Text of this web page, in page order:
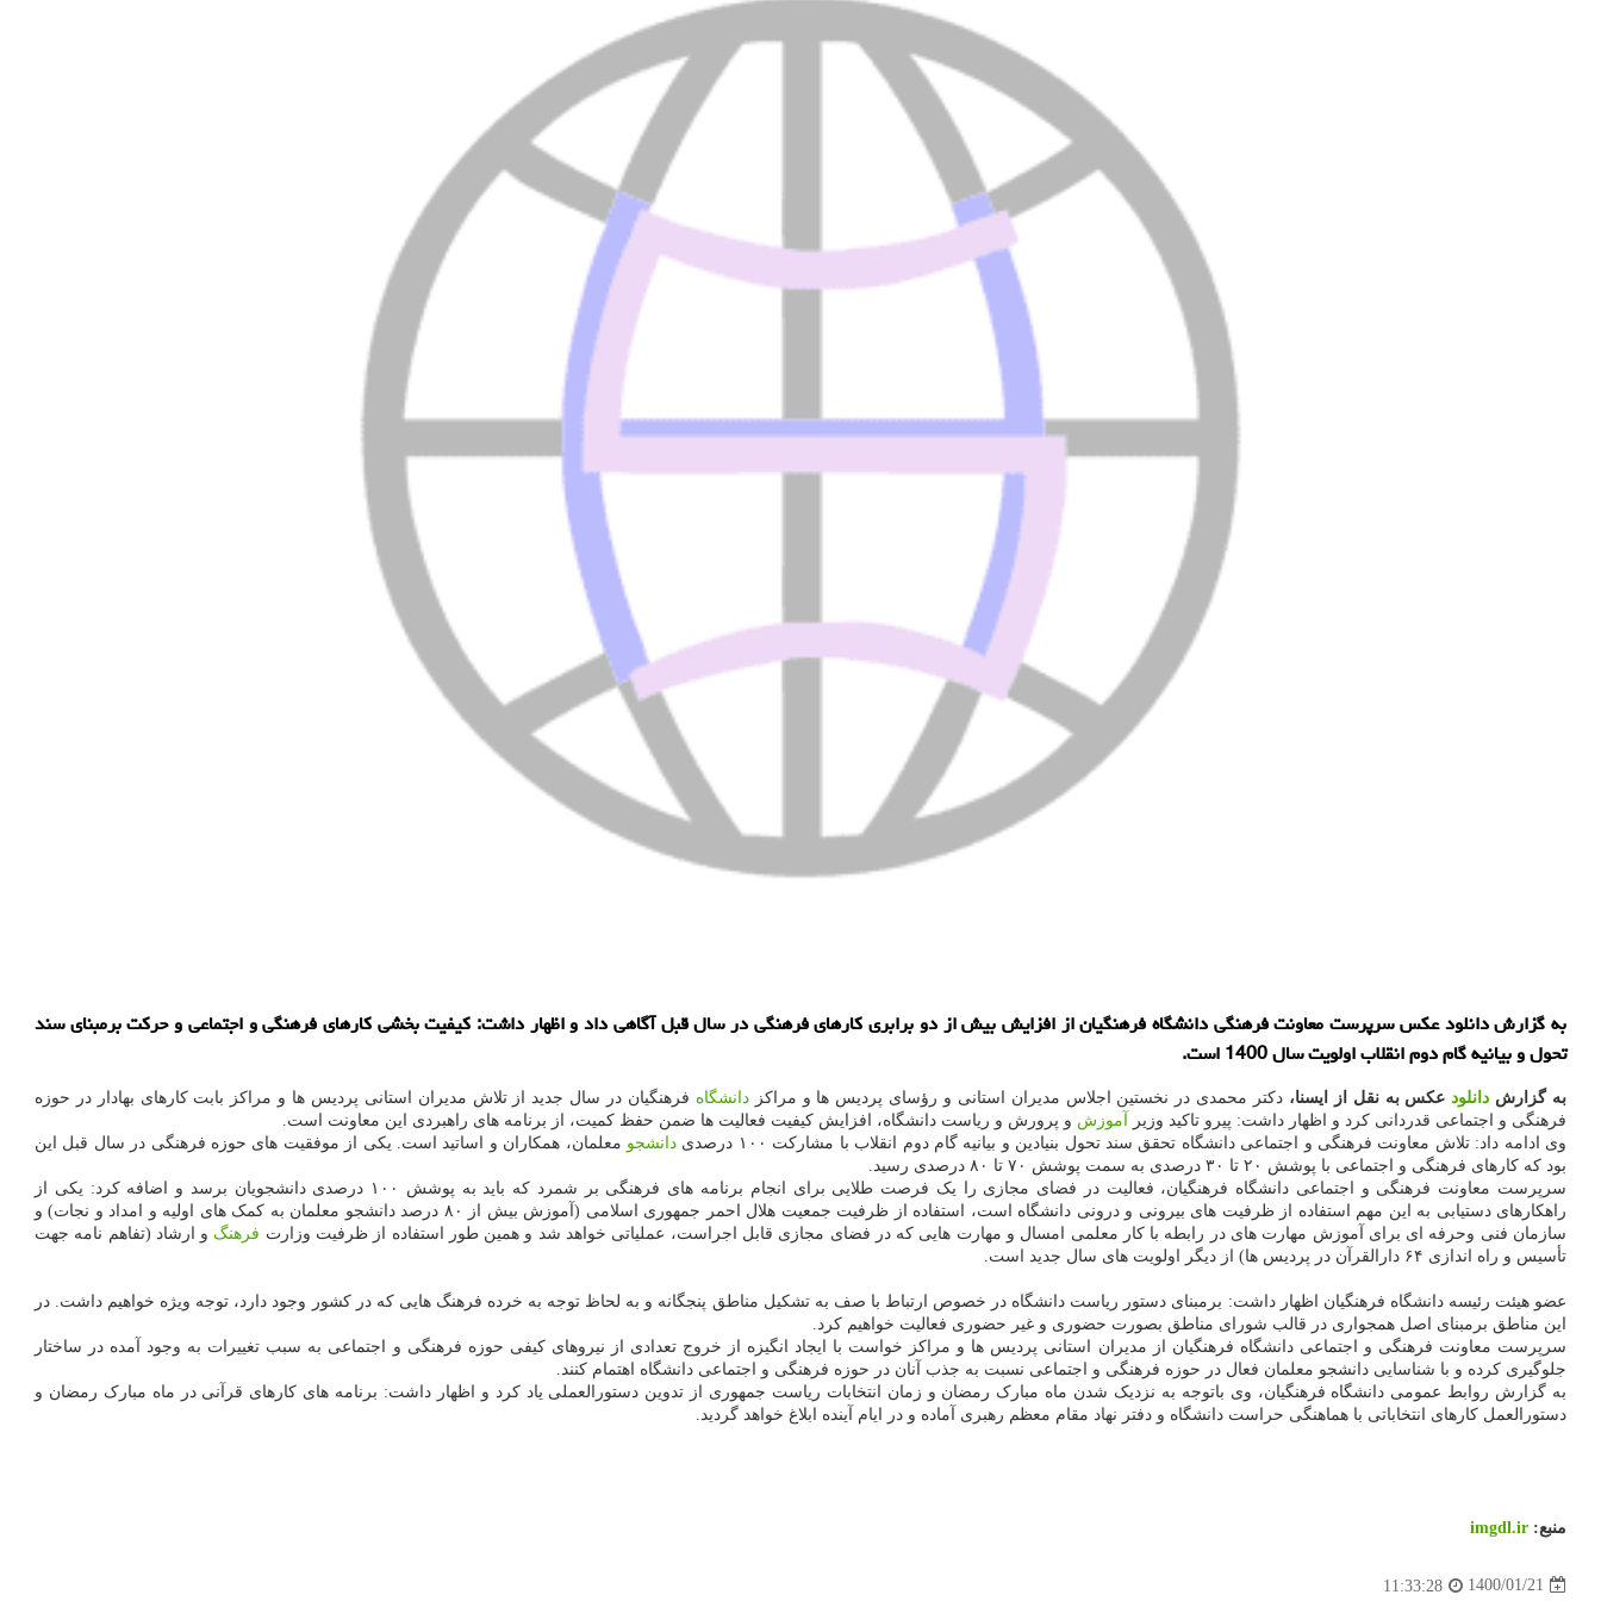
به گزارش دانلود عکس سرپرست معاونت فرهنگی دانشگاه فرهنگیان از افزایش بیش از دو برابری کارهای فرهنگی در سال قبل آگاهی داد و اظهار داشت: کیفیت بخشی کارهای فرهنگی و اجتماعی و حرکت برمبنای سند
تحول و بیانیه گام دوم انقلاب اولویت سال 1400 است.
به گزارش دانلودعکس به نقل از ایسنا، دکتر محمدی در نخستین اجلاس مدیران استانی و رؤسای پردیس ها و مراکزدانشگاه فرهنگیان در سال جدید از تلاش مدیران استانی پردیس ها و مراکز بابت کارهای بهادار در حوزه
فرهنگی و اجتماعی قدردانی کرد و اظهار داشت: پیرو تاکید وزیر آموزش و پرورش و ریاست دانشگاه، افزایش کیفیت فعالیت ها ضمن حفظ کمیت، از برنامه های راهبردی این معاونت است.
وی ادامه داد: تلاش معاونت فرهنگی و اجتماعی دانشگاه تحقق سند تحول بنیادین و بیانیه گام دوم انقلاب با مشارکت ۱۰۰ درصدی
دانشجو معلمان، همکاران و اساتید است. یکی از موفقیت های حوزه فرهنگی در سال قبل این
بود که کارهای فرهنگی و اجتماعی با پوشش ۲۰ تا ۳۰ درصدی به سمت پوشش ۷۰ تا ۸۰ درصدی رسید.
سرپرست معاونت فرهنگی و اجتماعی دانشگاه فرهنگیان، فعالیت در فضای مجازی را یک فرصت طلایی برای انجام برنامه های فرهنگی بر شمرد که باید به پوشش ۱۰۰ درصدی دانشجویان برسد و اضافه کرد: یکی از
راهکارهای دستیابی به این مهم استفاده از ظرفیت های بیرونی و درونی دانشگاه است، استفاده از ظرفیت جمعیت هلال احمر جمهوری اسلامی (آموزش بیش از ۸۰ درصد دانشجو معلمان به کمک های اولیه و امداد و نجات) و
سازمان فنی وحرفه ای برای آموزش مهارت های در رابطه با کار معلمی امسال و مهارت هایی که در فضای مجازی قابل اجراست، عملیاتی خواهد شد و همین طور استفاده از ظرفیت وزارت فرهنگ و ارشاد (تفاهم نامه جهت
تأسیس و راه اندازی ۶۴ دارالقرآن در پردیس ها) از دیگر اولویت های سال جدید است.
عضو هیئت رئیسه دانشگاه فرهنگیان اظهار داشت: برمبنای دستور ریاست دانشگاه در خصوص ارتباط با صف به تشکیل مناطق پنجگانه و به لحاظ توجه به خرده فرهنگ هایی که در کشور وجود دارد، توجه ویژه خواهیم داشت. در
این مناطق برمبنای اصل همجواری در قالب شورای مناطق بصورت حضوری و غیر حضوری فعالیت خواهیم کرد.
سرپرست معاونت فرهنگی و اجتماعی دانشگاه فرهنگیان از مدیران استانی پردیس ها و مراکز خواست با ایجاد انگیزه از خروج تعدادی از نیروهای کیفی حوزه فرهنگی و اجتماعی به سبب تغییرات به وجود آمده در ساختار
جلوگیری کرده و با شناسایی دانشجو معلمان فعال در حوزه فرهنگی و اجتماعی نسبت به جذب آنان در حوزه فرهنگی و اجتماعی دانشگاه اهتمام کنند.
به گزارش روابط عمومی دانشگاه فرهنگیان، وی باتوجه به نزدیک شدن ماه مبارک رمضان و زمان انتخابات ریاست جمهوری از تدوین دستورالعملی یاد کرد و اظهار داشت: برنامه های کارهای قرآنی در ماه مبارک رمضان و
دستورالعمل کارهای انتخاباتی با هماهنگی حراست دانشگاه و دفتر نهاد مقام معظم رهبری آماده و در ایام آینده ابلاغ خواهد گردید.
منبع: imgdl.ir
1400/01/21
11:33:28